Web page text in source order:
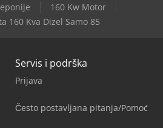
160 Kw Motor
160 Kva Dizel Samo 85
Servis i podrška
Prijava
Često postavljana pitanja/Pomoć